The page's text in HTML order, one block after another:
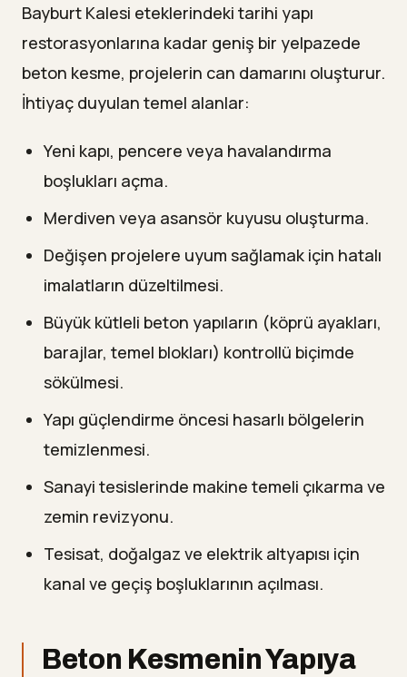
Bayburt Kalesi eteklerindeki tarihi yapı
restorasyonlarına kadar geniş bir yelpazede
beton kesme, projelerin can damarını oluşturur.
İhtiyaç duyulan temel alanlar:
Yeni kapı, pencere veya havalandırma
boşlukları açma.
Merdiven veya asansör kuyusu oluşturma.
Değişen projelere uyum sağlamak için hatalı
imalatların düzeltilmesi.
Büyük kütleli beton yapıların (köprü ayakları,
barajlar, temel blokları) kontrollü biçimde
sökülmesi.
Yapı güçlendirme öncesi hasarlı bölgelerin
temizlenmesi.
Sanayi tesislerinde makine temeli çıkarma ve
zemin revizyonu.
Tesisat, doğalgaz ve elektrik altyapısı için
kanal ve geçiş boşluklarının açılması.
Beton Kesmenin Yapıya